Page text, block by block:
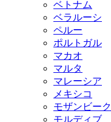
ベトナム
ベラルーシ
ペルー
ポルトガル
マカオ
マルタ
マレーシア
メキシコ
モザンビーク
モルディブ